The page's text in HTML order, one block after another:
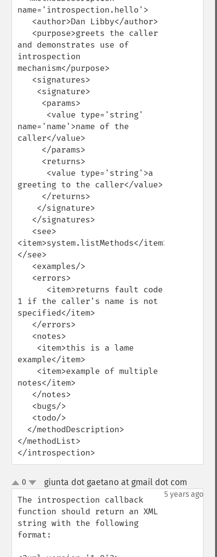
name='introspection.hello'>
and demonstrates use of
introspection
mechanism</purpose>
name='name'>name of the
caller</value>
greeting to the caller</value>
<item>system.listMethods</item>
</see>
1 if the caller's name is not
specified</item>
example</item>
notes</item>
</methodList>
</introspection>
up
down
0 giunta dot gaetano at gmail dot com
5 years ago
The introspection callback
function should return an XML
string with the following
format: